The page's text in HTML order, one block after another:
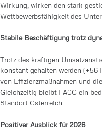
Wirkung, wirken den stark
Wettbewerbsfähigkeit des
Stabile Beschäftigung trotz
Trotz des kräftigen
konstant gehalten werden (+56
von Effizienzmaßnahmen und
Gleichzeitig bleibt FACC ein
Standort Österreich.
Positiver Ausblick für 2026